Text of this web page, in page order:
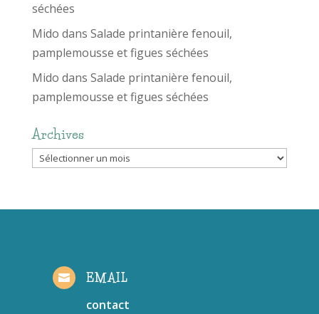
séchées
Mido dans Salade printanière fenouil,
pamplemousse et figues séchées
Mido dans Salade printanière fenouil,
pamplemousse et figues séchées
Archives
Archives
 EMAIL
contact